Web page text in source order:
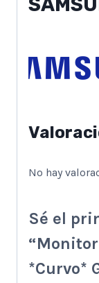
No hay
Sé el
*Curvo*